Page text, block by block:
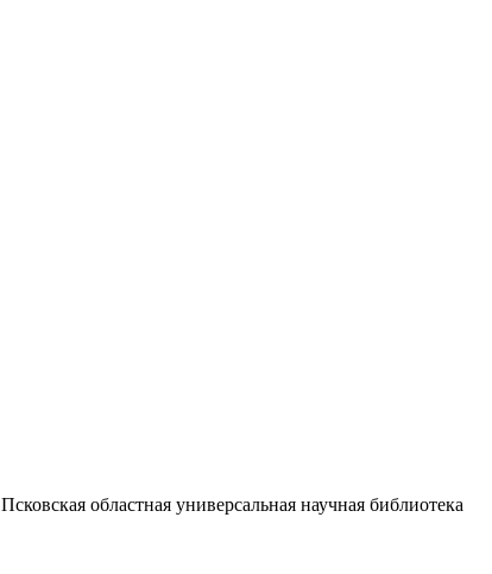
Псковская областная универсальная научная библиотека